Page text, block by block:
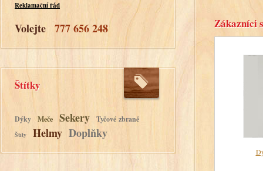
Reklamační řád
Volejte 777 656 248
Štítky
Dýky Meče Sekery Tyčové zbraně
Štíty Helmy Doplňky
Zákazníci